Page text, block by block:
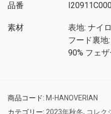
品番
素材
表地: ナイ
フード裏地
90% フェザ
商品コード: M-HANOVERIAN
カテゴリー: 2023年秋冬, コレク